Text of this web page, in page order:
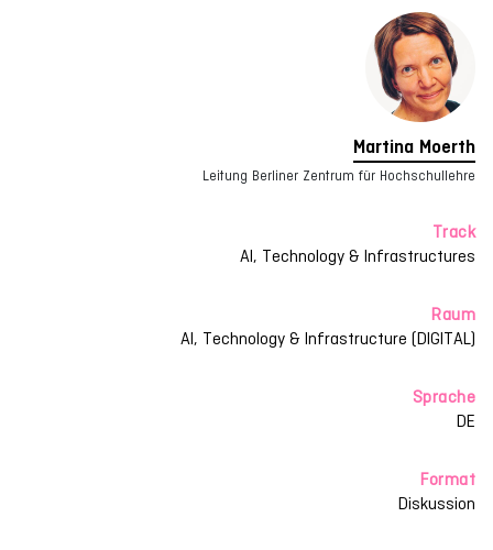
Martina Moerth
Leitung Berliner Zentrum für Hochschullehre
Track
AI, Technology & Infrastructures
Raum
AI, Technology & Infrastructure (DIGITAL)
Sprache
DE
Format
Diskussion